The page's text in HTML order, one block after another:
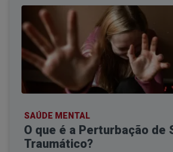
SAÚDE MENTAL
O que é a Perturbação de
Traumático?